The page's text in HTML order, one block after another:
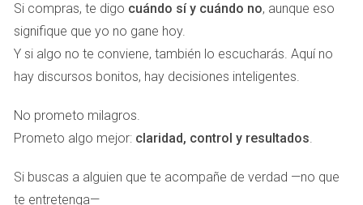
La clave está en quelos agentes no se sienten
empleados, sino socios. Pueden crecer
internacionalmente, generar ingresos adicionales por
ayudar a otros y formar equipos que trascienden fronteras.
Este modelo convierte a cada agente en embajador de la
marca, porque la expansión es tan sólida que ocurre sin
Los Alquimistas Inmobiliarios:
Si compras, te digo cuándo sí y cuándo no, aunque eso
signifique que yo no gane hoy.
Y si algo no te conviene, también lo escucharás. Aquí no
hay discursos bonitos, hay decisiones inteligentes.
No prometo milagros.
Prometo algo mejor: claridad, control y resultados.
Si buscas a alguien que te acompañe de verdad —no que
te entretenga—